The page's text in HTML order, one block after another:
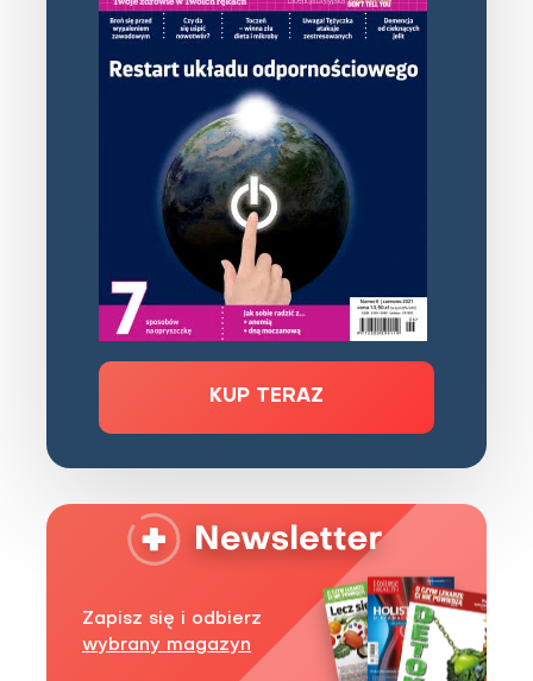
KUP TERAZ
Zapisz się i odbierz
wybrany magazyn